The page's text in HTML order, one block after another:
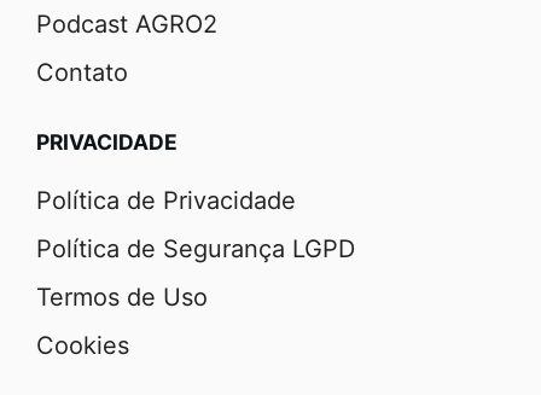
Podcast AGRO2
Contato
PRIVACIDADE
Política de Privacidade
Política de Segurança LGPD
Termos de Uso
Cookies